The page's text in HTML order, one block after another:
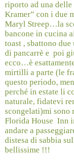
riporto ad una
Kramer” con i due
Maryl Streep…la
bancone in cucina
toast , sbattono
di pancarrè e poi
ecco…è
mirtilli a parte (le
questo periodo,
perché in estate li
naturale, fidatevi
scongelati)mi sono
Florida House Inn
andare a
distesa di sabbia
bellissime !!!